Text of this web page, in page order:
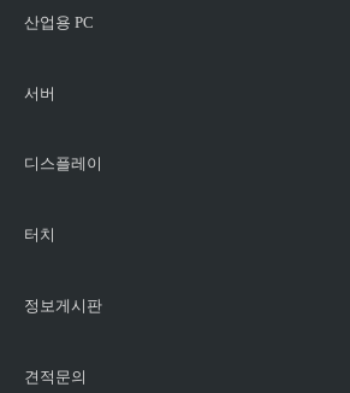
산업용 PC
서버
디스플레이
터치
정보게시판
견적문의